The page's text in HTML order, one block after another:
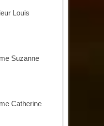
Louis
Suzanne
Catherine